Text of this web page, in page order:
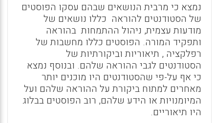
נמצא כי מרבית הנושאים שבהם עסקו הפוסטים
של הסטודנטים להוראה כללו נושאים של
מודעות עצמית, ניהול ההתמחות בהוראה
ותפקיד המורה. הפוסטים כללו מחשבות של
רפלקציה , תיאוריות וביקורתיות של
הסטודנטים לגבי ההוראה שלהם. ובנוסף נמצא
כי אף על-פי שהסטודנטים היו מוכנים יותר
מאחרים למתוח ביקורת על ההוראה שלהם ועל
המיומנויות או הידע שלהם, רוב הפוסטים בבלוג
היו תיאוריים.